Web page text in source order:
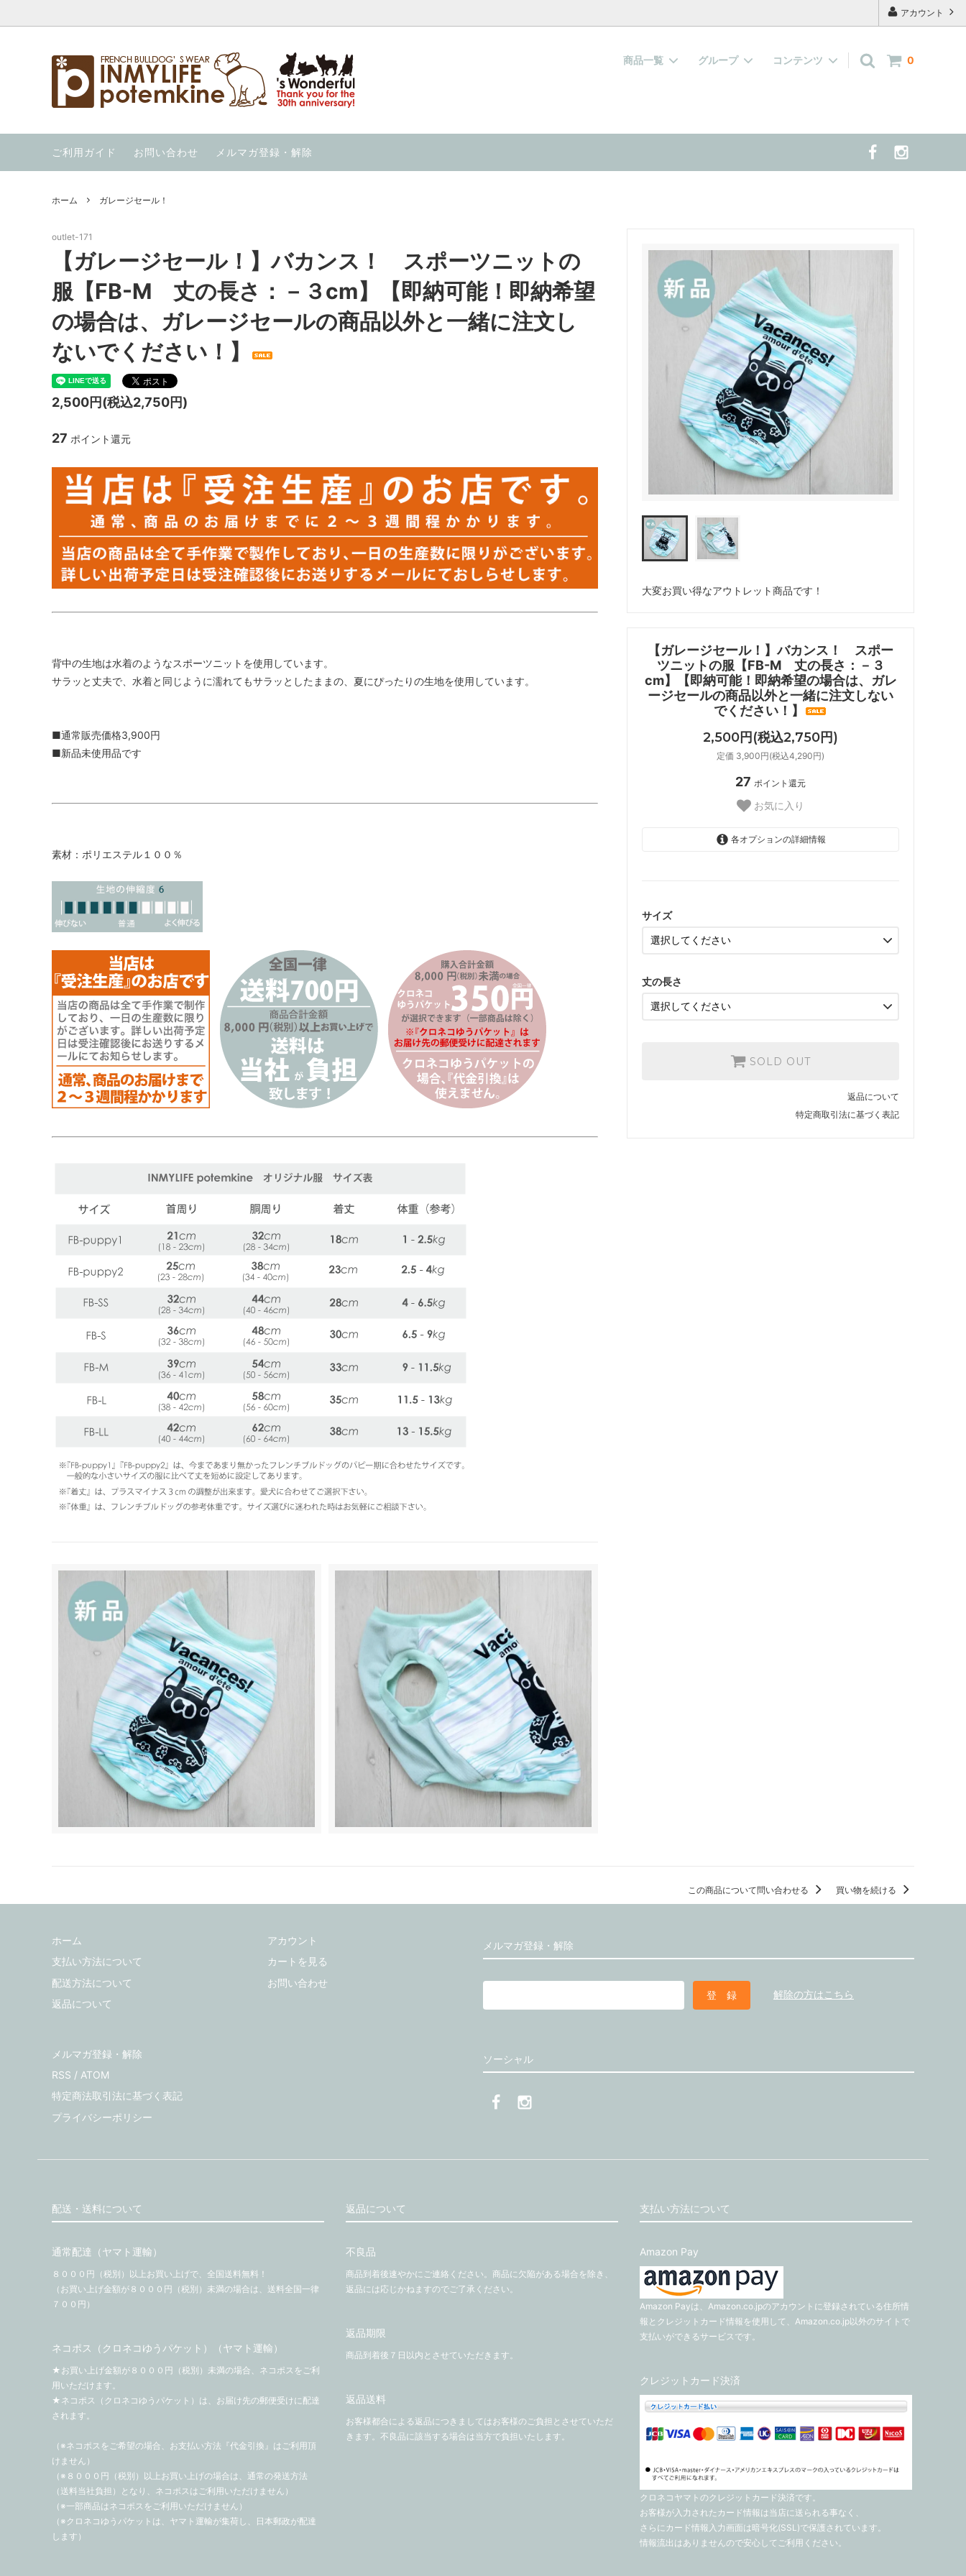
アカウント
0
商品一覧
ウエア クールウォーカー（夏用ハーネス）
ウィンター・ウォーカー（秋冬用ハーネ
ス）
ニットキャップ ネックウォーマー 雑貨
グループ
【暑さ対策応援価格】の商品を集めまし
夏用ハーネス COOL WALKER
通気性の良い服を集めました！ 冷んやーり感じる 接触冷感の洋服
コンテンツ
INMYLIFE potemkineの手仕事 当店の梱包と発送方法につきまして
ウォーホル絵本
OUT & IN 『水で濡らして着せる服』の
ススメ 2026
INMYLIFE potemkineが提案する 夏の
当店の看板犬 兼 モデル犬 の紹介
ご利用ガイド
お問い合わせ メルマガ登録・解除
ホーム ガレージセール！
大変お買い得なアウトレット商品です！
【ガレージセール！】バカンス！ スポー
ツニットの服【FB-M 丈の長さ：－３
cm】【即納可能！即納希望の場合は、ガレ
ージセールの商品以外と一緒に注文しない
でください！】
2,500円(税込2,750円)
定価 3,900円(税込4,290円)
27 ポイント還元
お気に入り
各オプションの詳細情報
サイズ
丈の長さ
SOLD OUT
返品について
特定商取引法に基づく表記
outlet-171
【ガレージセール！】バカンス！ スポーツニットの
服【FB-M 丈の長さ：－３cm】【即納可能！即納希望
の場合は、ガレージセールの商品以外と一緒に注文し
ないでください！】
2,500円(税込2,750円)
27 ポイント還元
背中の生地は水着のようなスポーツニットを使用しています。
サラッと丈夫で、水着と同じように濡れてもサラッとしたままの、夏にぴったりの生地を使用しています。
■通常販売価格3,900円
■新品未使用品です
素材：ポリエステル１００％
この商品について問い合わせる 買い物を続ける
メルマガ登録・解除
解除の方はこちら
ホーム
支払い方法について
配送方法について
返品について
アカウント
カートを見る
お問い合わせ
ソーシャル
メルマガ登録・解除
RSS / ATOM
特定商法取引法に基づく表記
プライバシーポリシー
配送・送料について
通常配達（ヤマト運輸）
８０００円（税別）以上お買い上げで、全国送料無料！
（お買い上げ金額が８０００円（税別）未満の場合は、送料全国一律
７００円）
ネコポス（クロネコゆうパケット）（ヤマト運輸）
★お買い上げ金額が８０００円（税別）未満の場合、ネコポスをご利
用いただけます。
★ネコポス（クロネコゆうパケット）は、お届け先の郵便受けに配達
されます。
（※ネコポスをご希望の場合、お支払い方法『代金引換』はご利用頂
けません）
（※８０００円（税別）以上お買い上げの場合は、通常の発送方法
（送料当社負担）となり、ネコポスはご利用いただけません）
（※一部商品はネコポスをご利用いただけません）
（※クロネコゆうパケットは、ヤマト運輸が集荷し、日本郵政が配達
します）
返品について
不良品
商品到着後速やかにご連絡ください。商品に欠陥がある場合を除き、
返品には応じかねますのでご了承ください。
返品期限
商品到着後７日以内とさせていただきます。
返品送料
お客様都合による返品につきましてはお客様のご負担とさせていただ
きます。不良品に該当する場合は当方で負担いたします。
支払い方法について
Amazon Pay
Amazon Payは、Amazon.co.jpのアカウントに登録されている住所情
報とクレジットカード情報を使用して、Amazon.co.jp以外のサイトで
支払いができるサービスです。
クレジットカード決済
クロネコヤマトのクレジットカード決済です。
お客様が入力されたカード情報は当店に送られる事なく、
さらにカード情報入力画面は暗号化(SSL)で保護されています。
情報流出はありませんので安心してご利用ください。